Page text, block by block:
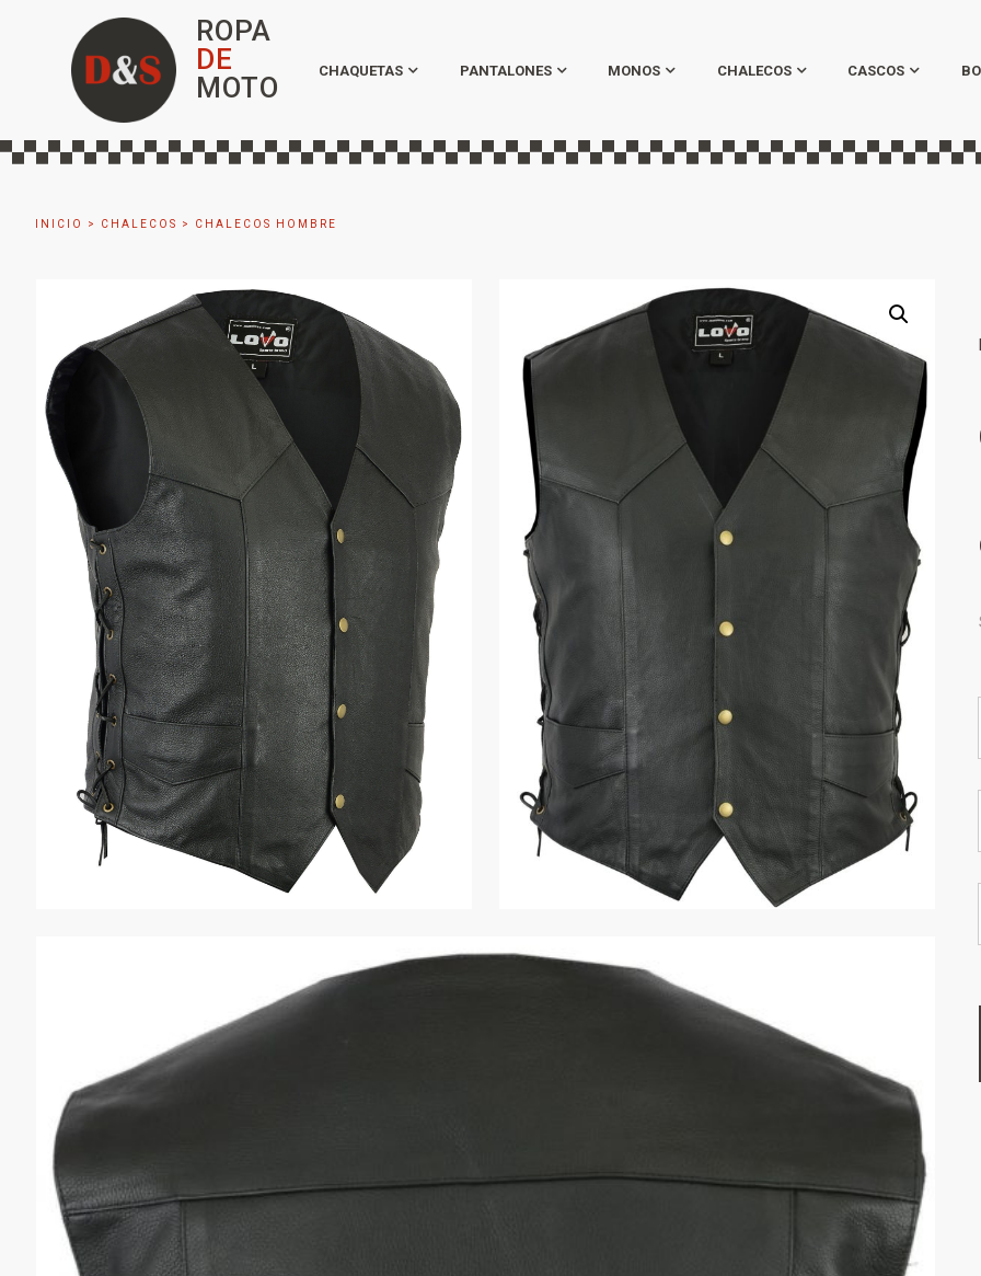
ROPA
DE
MOTO
CHAQUETAS PANTALONES MONOS CHALECOS CASCOS
INICIO > CHALECOS > CHALECOS HOMBRE